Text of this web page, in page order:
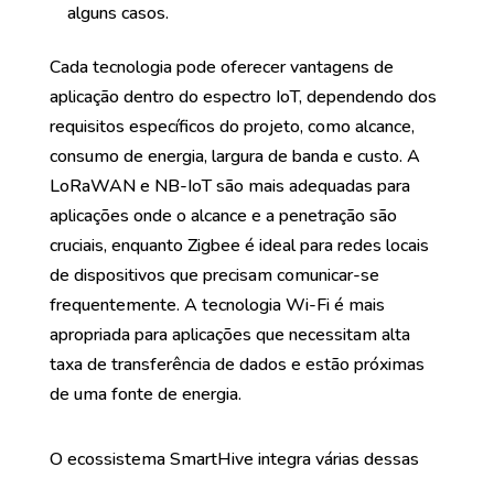
alguns casos.
Cada tecnologia pode oferecer vantagens de
aplicação dentro do espectro IoT, dependendo dos
requisitos específicos do projeto, como alcance,
consumo de energia, largura de banda e custo. A
LoRaWAN e NB-IoT são mais adequadas para
aplicações onde o alcance e a penetração são
cruciais, enquanto Zigbee é ideal para redes locais
de dispositivos que precisam comunicar-se
frequentemente. A tecnologia Wi-Fi é mais
apropriada para aplicações que necessitam alta
taxa de transferência de dados e estão próximas
de uma fonte de energia.
O ecossistema SmartHive integra várias dessas